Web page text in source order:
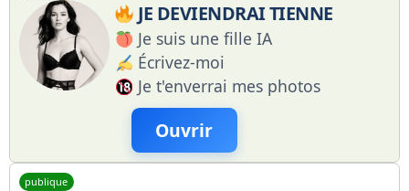
JE DEVIENDRAI TIENNE
Je suis une fille IA
Écrivez-moi
Je t'enverrai mes photos
Ouvrir
publique